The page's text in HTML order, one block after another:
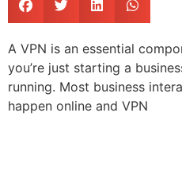
A VPN is an essential
you’re just starting a
running. Most business
happen online and VPN